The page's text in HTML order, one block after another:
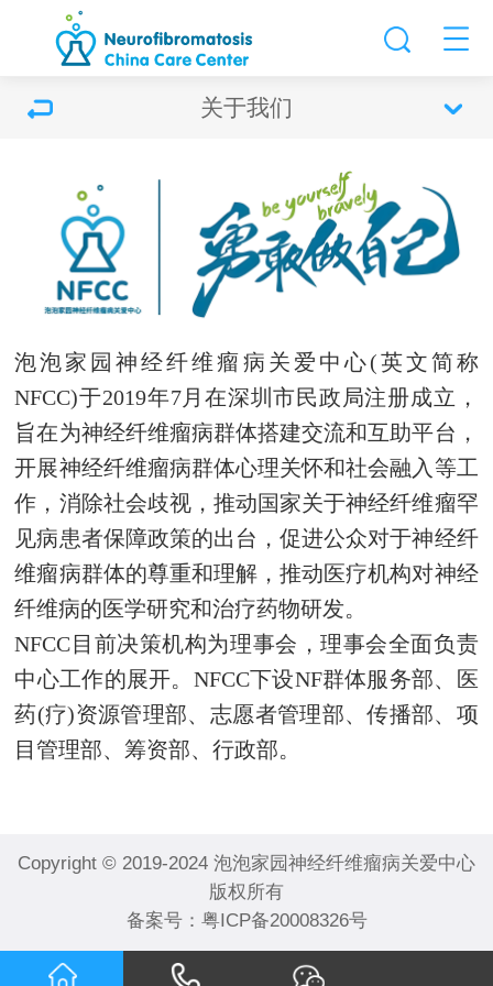
关于我们
泡泡家园神经纤维瘤病关爱中心(英文简称
NFCC)于2019年7月在深圳市民政局注册成立，
旨在为神经纤维瘤病群体搭建交流和互助平台，
开展神经纤维瘤病群体心理关怀和社会融入等工
作，消除社会歧视，推动国家关于神经纤维瘤罕
见病患者保障政策的出台，促进公众对于神经纤
维瘤病群体的尊重和理解，推动医疗机构对神经
纤维病的医学研究和治疗药物研发。
NFCC目前决策机构为理事会，理事会全面负责
中心工作的展开。NFCC下设NF群体服务部、医
药(疗)资源管理部、志愿者管理部、传播部、项
目管理部、筹资部、行政部。
Copyright © 2019-2024 泡泡家园神经纤维瘤病关爱中心
版权所有
备案号： 粤ICP备20008326号